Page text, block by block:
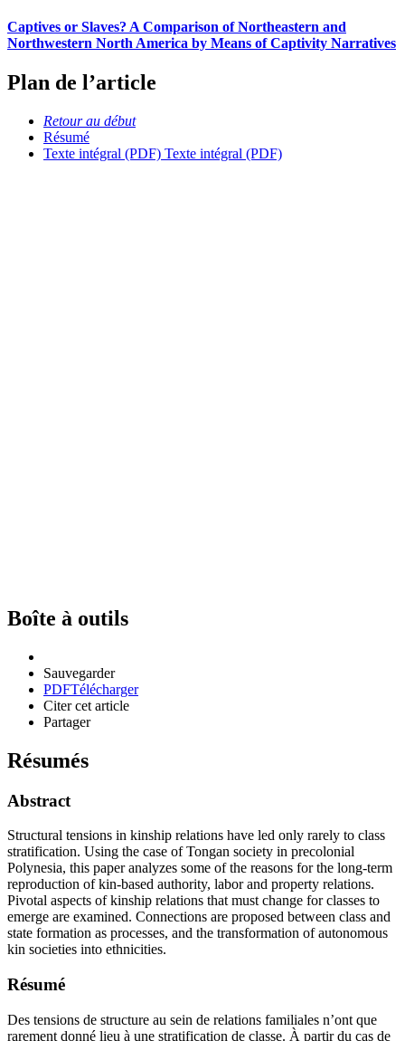
Captives or Slaves? A Comparison of Northeastern and
Northwestern North America by Means of Captivity Narratives
Plan de l’article
Retour au début
Résumé
Texte intégral (PDF) Texte intégral (PDF)
Boîte à outils
Sauvegarder
PDFTélécharger
Citer cet article
Partager
Résumés
Abstract
Structural tensions in kinship relations have led only rarely to class
stratification. Using the case of Tongan society in precolonial
Polynesia, this paper analyzes some of the reasons for the long-term
reproduction of kin-based authority, labor and property relations.
Pivotal aspects of kinship relations that must change for classes to
emerge are examined. Connections are proposed between class and
state formation as processes, and the transformation of autonomous
kin societies into ethnicities.
Résumé
Des tensions de structure au sein de relations familiales n’ont que
rarement donné lieu à une stratification de classe. À partir du cas de